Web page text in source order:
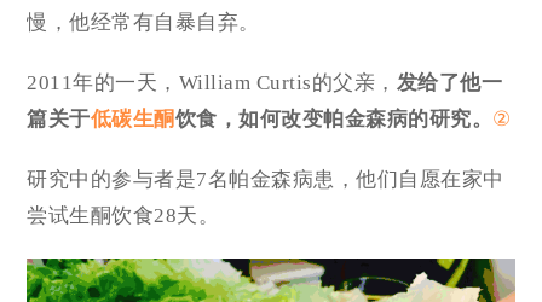
慢，他经常有自暴自弃。
2011年的一天，William Curtis的父亲， 发给了他一
篇关于低碳生酮饮食 ，如何改变帕金森病的研究。 ②
研究中的参与者是7名帕金森病患，他们自愿在家中
尝试生酮饮食28天。